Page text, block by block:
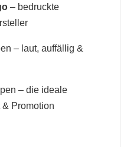
– bedruckte
– laut, auffällig &
– die ideale
& Promotion